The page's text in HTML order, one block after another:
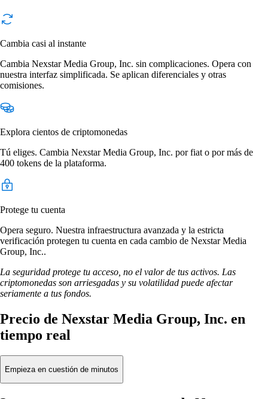
Cambia casi al instante
Cambia Nexstar Media Group, Inc. sin complicaciones. Opera con
nuestra interfaz simplificada. Se aplican diferenciales y otras
comisiones.
Explora cientos de criptomonedas
Tú eliges. Cambia Nexstar Media Group, Inc. por fiat o por más de
400 tokens de la plataforma.
Protege tu cuenta
Opera seguro. Nuestra infraestructura avanzada y la estricta
verificación protegen tu cuenta en cada cambio de Nexstar Media
Group, Inc..
La seguridad protege tu acceso, no el valor de tus activos. Las
criptomonedas son arriesgadas y su volatilidad puede afectar
seriamente a tus fondos.
Precio de Nexstar Media Group, Inc. en
tiempo real
Empieza en cuestión de minutos